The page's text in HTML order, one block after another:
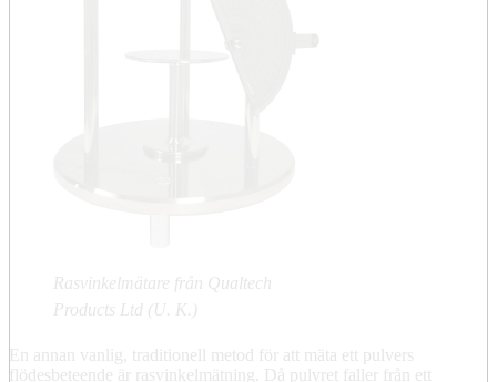
Rasvinkelmätare från Qualtech
Products Ltd (U. K.)
En annan vanlig, traditionell metod för att mäta ett pulvers
flödesbeteende är rasvinkelmätning. Då pulvret faller från ett